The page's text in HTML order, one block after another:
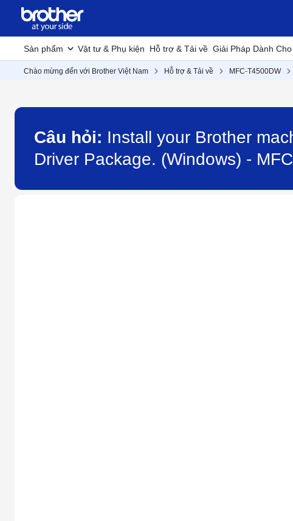
Sản phẩm Vật tư & Phụ kiện Hỗ trợ & Tải về Giải Pháp Dành
Chào mừng đến với Brother Việt Nam Hỗ trợ & Tải về MFC-T4500DW
Câu hỏi: Install your Brother
Driver Package. (Windows) -